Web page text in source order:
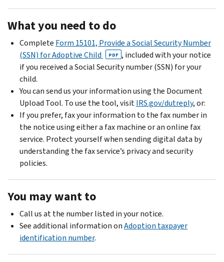
What you need to do
Complete Form 15101, Provide a Social Security Number
(SSN) for Adoptive Child
PDF , included with your notice
if you received a Social Security number (SSN) for your
child.
You can send us your information using the Document
Upload Tool. To use the tool, visitIRS.gov/dutreply, or:
If you prefer, fax your information to the fax number in
the notice using either a fax machine or an online fax
service. Protect yourself when sending digital data by
understanding the fax service’s privacy and security
policies.
You may want to
Call us at the number listed in your notice.
See additional information onAdoption taxpayer
identification number.